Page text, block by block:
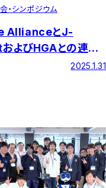
・シンポジウム
AllianceとJ-
よびHGAとの連携・
る意向書の締結、2025.1.31